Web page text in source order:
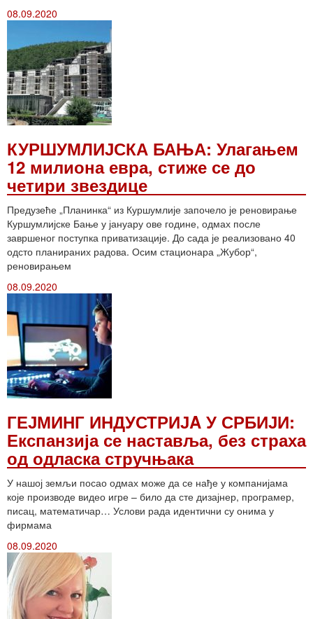
08.09.2020
КУРШУМЛИЈСКА БАЊА: Улагањем
12 милиона евра, стиже се до
четири звездице
Предузеће „Планинка“ из Куршумлије започело је реновирање
Куршумлијске Бање у јануару ове године, одмах после
завршеног поступка приватизације. До сада је реализовано 40
одсто планираних радова. Осим стационара „Жубор“,
реновирањем
08.09.2020
ГЕЈМИНГ ИНДУСТРИЈA У СРБИЈИ:
Експанзија се наставља, без страха
од одласка стручњака
У нашој земљи посао одмах може да се нађе у компанијама
које производе видео игре – било да сте дизајнер, програмер,
писац, математичар… Услови рада идентични су онима у
фирмама
08.09.2020